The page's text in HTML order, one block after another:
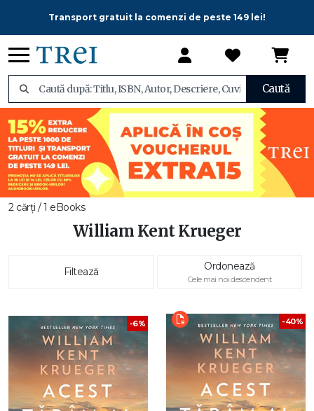
Transport gratuit la comenzi de peste 149 lei!
Caută
2 cărți / 1 eBooks
William Kent Krueger
Filtează Ordonează
Cele mai noi descendent
-6% -40%